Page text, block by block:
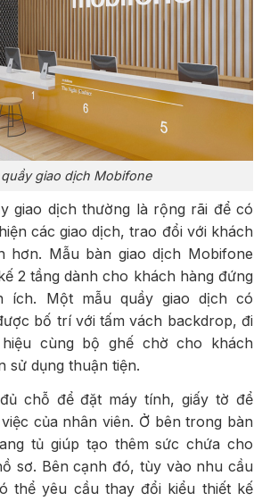
quầy giao dịch Mobifone
giao dịch thường là rộng rãi để có
các giao dịch, trao đổi với khách
hơn. Mẫu bàn giao dịch Mobifone
2 tầng dành cho khách hàng đứng
ích. Một mẫu quầy giao dịch có
bố trí với tấm vách backdrop, đi
cùng bộ ghế chờ cho khách
sử dụng thuận tiện.
chỗ để đặt máy tính, giấy tờ để
của nhân viên. Ở bên trong bàn
tủ giúp tạo thêm sức chứa cho
sơ. Bên cạnh đó, tùy vào nhu cầu
thể yêu cầu thay đổi kiểu thiết kế